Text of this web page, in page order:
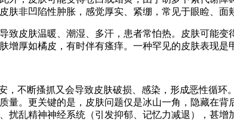
非凹陷性肿胀，感觉厚实、紧绷，常见于眼睑、面
致皮肤温暖、潮湿、多汗，患者常怕热。皮肤可能
厚如橘皮，有时伴有瘙痒。一种罕见的皮肤表现是
，不断搔抓又会导致皮肤破损、感染，形成恶性循
量。更关键的是，皮肤问题仅是冰山一角，隐藏在
扰乱精神神经系统（引发抑郁、记忆力减退），甚